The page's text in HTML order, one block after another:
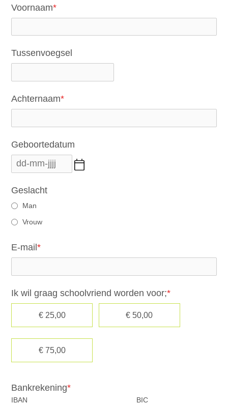
Voornaam*
Tussenvoegsel
Achternaam*
Geboortedatum
Geslacht
Man
Vrouw
E-mail*
Ik wil graag schoolvriend worden voor;*
€ 25,00 € 50,00
€ 75,00
Bankrekening*
IBAN BIC